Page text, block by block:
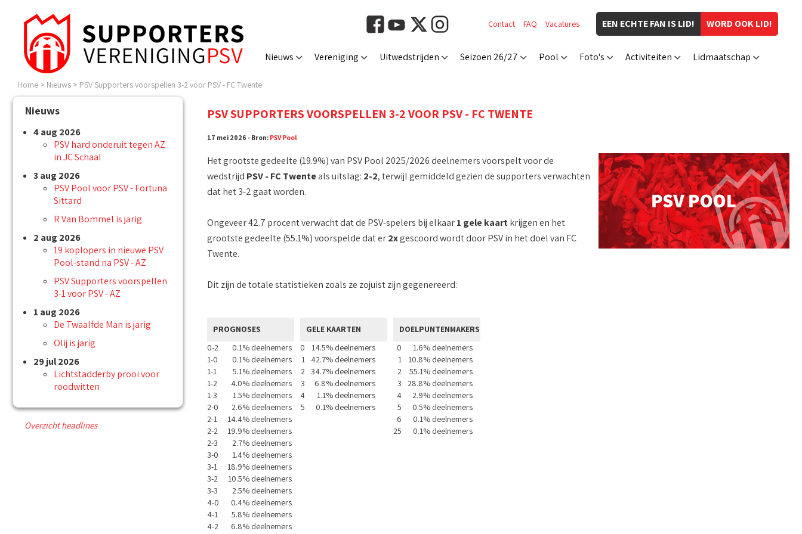
WORD OOK LID!
EEN ECHTE FAN IS LID!
Contact FAQ Vacatures
Nieuws Vereniging Uitwedstrijden Seizoen 26/27 Pool Foto's Activiteiten Lidmaatschap
Home > Nieuws > PSV Supporters voorspellen 3-2 voor PSV - FC Twente
Nieuws
4 aug 2026
PSV hard onderuit tegen AZ
in JC Schaal
3 aug 2026
PSV Pool voor PSV - Fortuna
Sittard
R Van Bommel is jarig
2 aug 2026
19 koplopers in nieuwe PSV
Pool-stand na PSV - AZ
PSV Supporters voorspellen
3-1 voor PSV - AZ
1 aug 2026
De Twaalfde Man is jarig
Olij is jarig
29 jul 2026
Lichtstadderby prooi voor
roodwitten
Overzicht headlines
PSV SUPPORTERS VOORSPELLEN 3-2 VOOR PSV - FC TWENTE
17 mei 2026 - Bron: PSV Pool
Het grootste gedeelte (19.9%) van PSV Pool 2025/2026 deelnemers voorspelt voor de
wedstrijd PSV - FC Twenteals uitslag: 2-2, terwijl gemiddeld gezien de supporters verwachten
dat het 3-2 gaat worden.
Ongeveer 42.7 procent verwacht dat de PSV-spelers bij elkaar1 gele kaartkrijgen en het
grootste gedeelte (55.1%) voorspelde dat er2xgescoord wordt door PSV in het doel van FC
Twente.
Dit zijn de totale statistieken zoals ze zojuist zijn gegenereerd:
PROGNOSES
0-2
0.1% deelnemers
1-0
0.1% deelnemers
1-1
5.1% deelnemers
1-2
4.0% deelnemers
1-3
1.5% deelnemers
2-0
2.6% deelnemers
2-1
14.4% deelnemers
2-2
19.9% deelnemers
2-3
2.7% deelnemers
3-0
1.4% deelnemers
3-1
18.9% deelnemers
3-2
10.5% deelnemers
3-3
2.5% deelnemers
4-0
0.4% deelnemers
4-1
5.8% deelnemers
4-2
6.8% deelnemers
GELE KAARTEN
0
14.5% deelnemers
1
42.7% deelnemers
2 34.7% deelnemers
3
6.8% deelnemers
4
1.1% deelnemers
5
0.1% deelnemers
DOELPUNTENMAKERS
0
1.6% deelnemers
1
10.8% deelnemers
2
55.1% deelnemers
3
28.8% deelnemers
4
2.9% deelnemers
5
0.5% deelnemers
6
0.1% deelnemers
25
0.1% deelnemers